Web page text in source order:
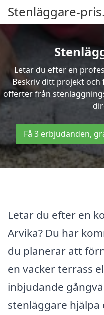
Stenläggare-
Letar du efter en
Beskriv ditt projekt och
offerter från
Få 3 erbjudanden,
Letar du efter en
Arvika? Du har
du planerar att
en vacker terrass
inbjudande
stenläggare